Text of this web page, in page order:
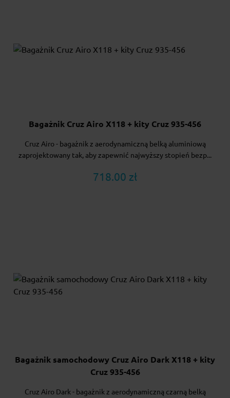
Bagażnik Cruz Airo X118 + kity Cruz 935-456
Cruz Airo - bagażnik z aerodynamiczną belką aluminiową
zaprojektowany tak, aby zapewnić najwyższy stopień bezp...
718.00 zł
Bagażnik samochodowy Cruz Airo Dark X118 + kity
Cruz 935-456
Cruz Airo Dark - bagażnik z aerodynamiczną czarną belką